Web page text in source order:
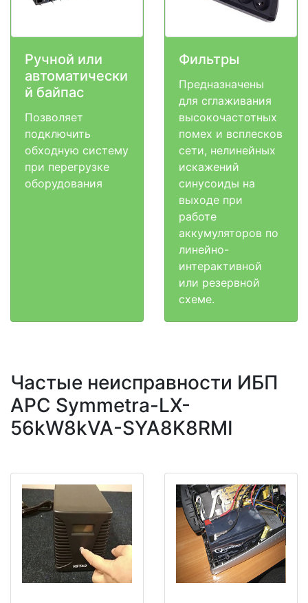
Ручной или
автоматически
й байпас
Позволяет
подключить
обходную систему
при перегрузке
оборудования
Фильтры
Предназначены
для сглаживания
высокочастотных
помех и всплесков
сети, нелинейных
искажений
синусоиды на
выходе при
работе
аккумуляторов по
линейно-
интерактивной
или резервной
схеме.
Частые неисправности ИБП
APC Symmetra-LX-
56kW8kVA-SYA8K8RMI